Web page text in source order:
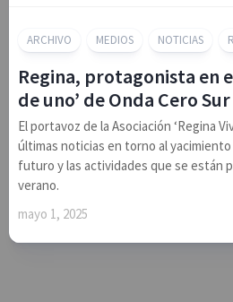
ARCHIVO MEDIOS NOTICIAS
Regina, protagonista en
de uno’ de Onda Cero
El portavoz de la Asociación ‘Regina
últimas noticias en torno al
futuro y las actividades que se están
verano.
mayo 1, 2025